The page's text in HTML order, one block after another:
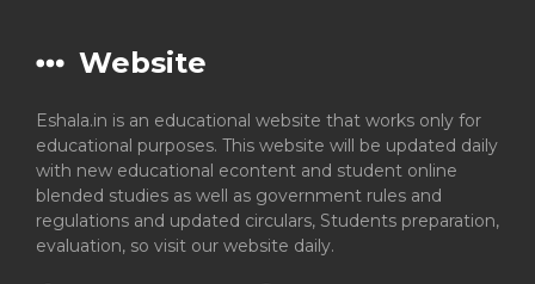
Website
Eshala.in is an educational website that works only for
educational purposes. This website will be updated daily
with new educational econtent and student online
blended studies as well as government rules and
regulations and updated circulars, Students preparation,
evaluation, so visit our website daily.